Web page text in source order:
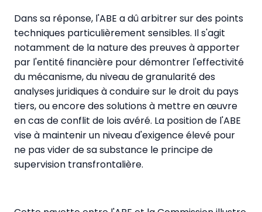
Dans sa réponse, l'ABE a dû arbitrer sur des points
techniques particulièrement sensibles. Il s'agit
notamment de la nature des preuves à apporter
par l'entité financière pour démontrer l'effectivité
du mécanisme, du niveau de granularité des
analyses juridiques à conduire sur le droit du pays
tiers, ou encore des solutions à mettre en œuvre
en cas de conflit de lois avéré. La position de l'ABE
vise à maintenir un niveau d'exigence élevé pour
ne pas vider de sa substance le principe de
supervision transfrontalière.